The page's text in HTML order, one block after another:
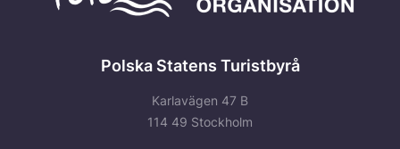
Polska Statens Turistbyrå
Karlavägen 47 B
114 49 Stockholm